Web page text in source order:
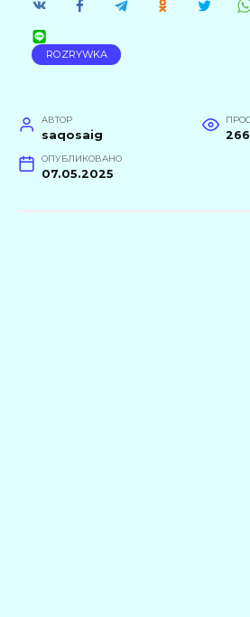
ROZRYWKA
АВТОР
saqosaig 266
ОПУБЛИКОВАНО
07.05.2025